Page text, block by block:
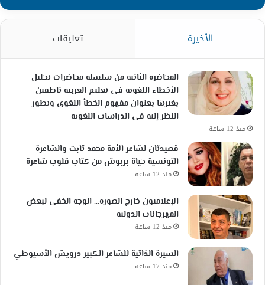
الأخيرة تعليقات
المحاضرة الثانية من سلسلة محاضرات تحليل
الأخطاء اللغوية في تعليم العربية ناطقين
بغيرها بعنوان مفهوم الخطأ اللغوي وتطور
النظر إليه في الدراسات اللغوية
منذ 12 ساعة
قصيدتان لشاعر الأمة محمد ثابت والشاعرة
التونسية حياة بربوش من كتاب قلوب شاعرة
منذ 12 ساعة
الإعلاميون خارج الصورة… الوجه الخفي لبعض
المهرجانات الدولية
منذ 12 ساعة
السيرة الذاتية للشاعر الكبير درويش الأسيوطي
منذ 17 ساعة